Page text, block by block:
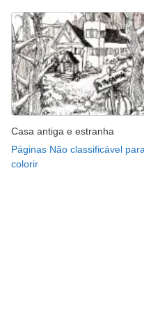
Casa antiga e estranha
Páginas Não classificável
colorir